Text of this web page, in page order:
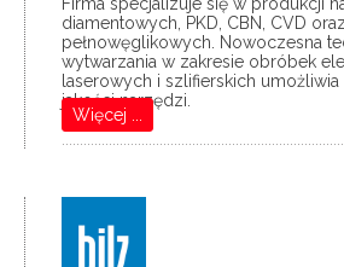
diamentowych, PKD, CBN, CVD
pełnowęglikowych. Nowoczesna
wytwarzania w zakresie obróbek
laserowych i szlifierskich
jakości narzędzi.
Więcej ...